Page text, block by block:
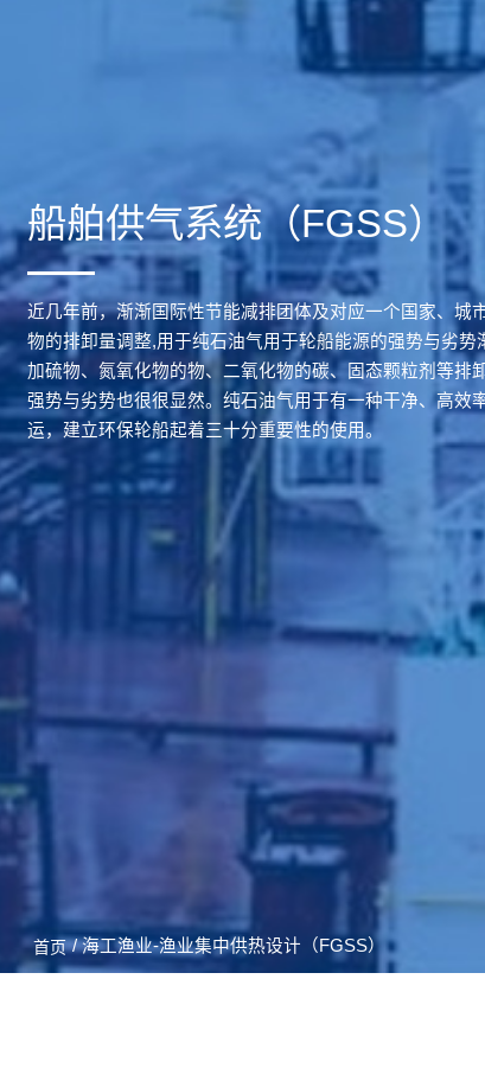
船舶供气系统（FGSS）
近几年前，渐渐国际性节能减排团体及对应一个国家、城
物的排卸量调整,用于纯石油气用于轮船能源的强势与劣
加硫物、氮氧化物的物、二氧化物的碳、固态颗粒剂等排
强势与劣势也很很显然。纯石油气用于有一种干净、高效
运，建立环保轮船起着三十分重要性的使用。
首页 / 海工渔业-渔业集中供热设计（FGSS）